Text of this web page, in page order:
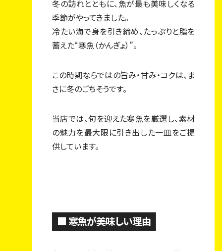
冬の訪れとともに、魚が最も美味しくなる
季節がやってきました。
冷たい海で身を引き締め、たっぷりと脂を
蓄えた“寒魚（かんぎょ）”。
この時期ならではの旨み・甘み・コクは、ま
さに冬のごちそうです。
当店では、旬を迎えた寒魚を厳選し、素材
の魅力を最大限に引き出した一皿をご提
供しています。
■ 寒魚が美味しい理由